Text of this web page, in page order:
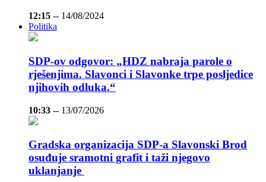
12:15 -- 14/08/2024
Politika
SDP-ov odgovor: „HDZ nabraja parole o
rješenjima. Slavonci i Slavonke trpe posljedice
njihovih odluka.“
10:33 -- 13/07/2026
Gradska organizacija SDP-a Slavonski Brod
osuđuje sramotni grafit i taži njegovo
uklanjanje